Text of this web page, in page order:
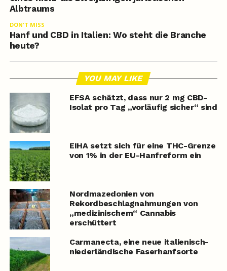
Albtraums
DON'T MISS
Hanf und CBD in Italien: Wo steht die Branche
heute?
YOU MAY LIKE
EFSA schätzt, dass nur 2 mg CBD-
Isolat pro Tag „vorläufig sicher“ sind
EIHA setzt sich für eine THC-Grenze
von 1% in der EU-Hanfreform ein
Nordmazedonien von
Rekordbeschlagnahmungen von
„medizinischem“ Cannabis
erschüttert
Carmanecta, eine neue italienisch-
niederländische Faserhanfsorte